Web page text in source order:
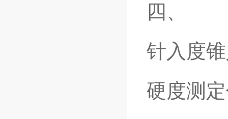
四、
针入度
硬度测